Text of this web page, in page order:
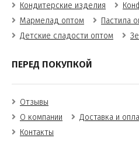
Кондитерские изделия
Мармелад оптом
Пастила
Детские сладости оптом
ПЕРЕД ПОКУПКОЙ
Отзывы
О компании
Доставка и
Контакты